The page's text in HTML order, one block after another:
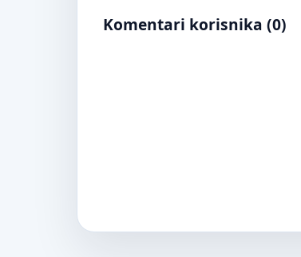
Komentari korisnika (0)